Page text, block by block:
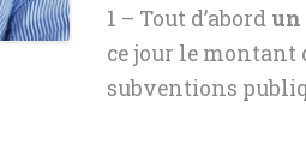
1 – Tout d’abord un
ce jour le montant
subventions